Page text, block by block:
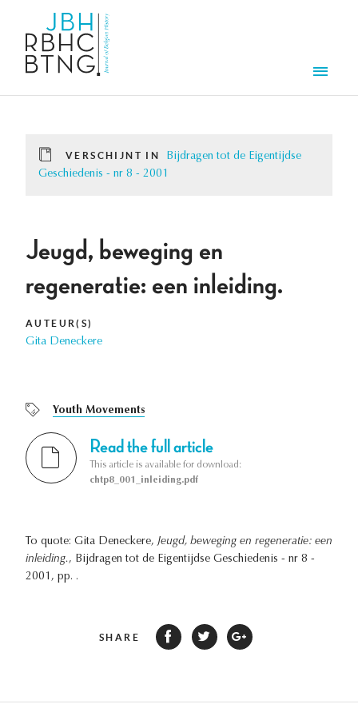
VERSCHIJNT IN
Bijdragen tot de Eigentijdse
Geschiedenis - nr 8 - 2001
Jeugd, beweging en
regeneratie: een inleiding.
AUTEUR(S)
Gita Deneckere
Youth Movements
Read the full article
This article is available for download:
chtp8_001_inleiding.pdf
To quote: Gita Deneckere, Jeugd, beweging en regeneratie: een
inleiding., Bijdragen tot de Eigentijdse Geschiedenis - nr 8 -
2001, pp. .
SHARE